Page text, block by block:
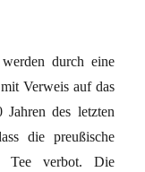
durch eine
Verweis auf das
des letzten
die preußische
Tee verbot. Die